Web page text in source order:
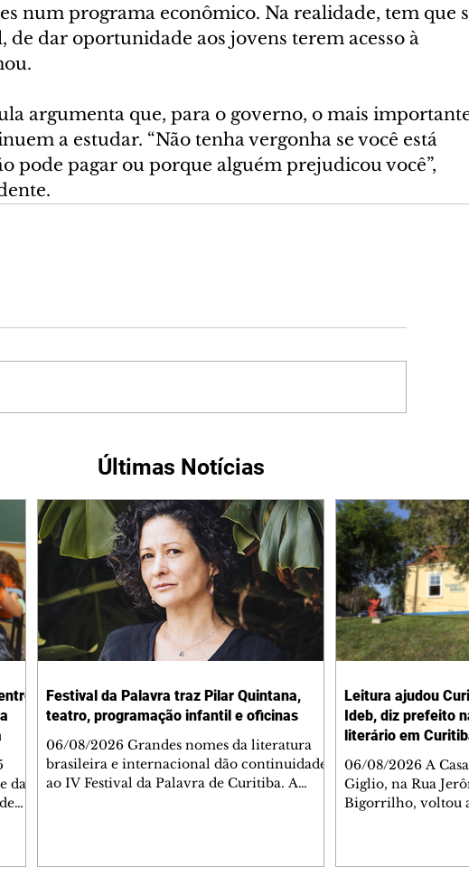
num programa econômico. Na realidade, tem que
de dar oportunidade aos jovens terem acesso à
argumenta que, para o governo, o mais
a estudar. “Não tenha vergonha se você está
pode pagar ou porque alguém prejudicou você”,
Últimas Notícias
da
Festival da Palavra traz Pilar Quintana,
teatro, programação infantil e oficinas
06/08/2026 Grandes nomes da literatura
brasileira e internacional dão continuidade
ao IV Festival da Palavra de Curitiba. A
Leitura ajudou
Ideb, diz prefeito
literário em
06/08/2026 A
Giglio, na Rua
Bigorrilho, voltou